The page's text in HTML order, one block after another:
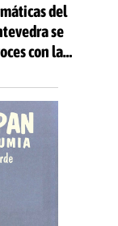
del
se
con la